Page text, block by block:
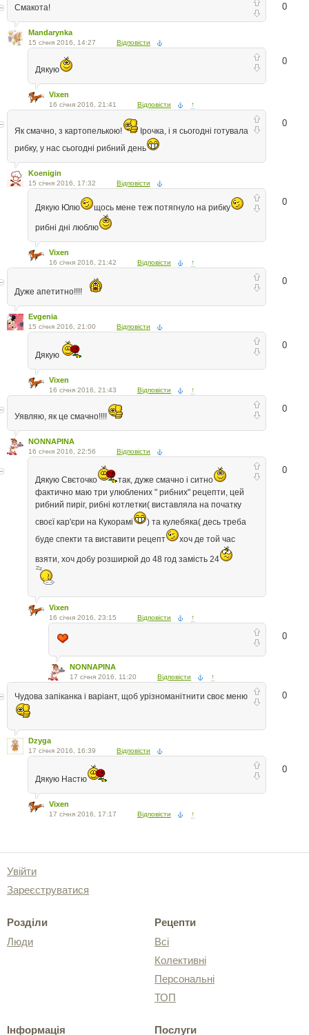
0
Смакота!
Mandarynka
15 січня 2016, 14:27 Відповісти
0
Дякую
Vixen
16 січня 2016, 21:41 Відповісти ↑
0
Як смачно, з картопелькою!
Ірочка, і я сьогодні готувала
рибку, у нас сьогодні рибний день
Koenigin
15 січня 2016, 17:32 Відповісти
0
Дякую Юлю щось мене теж потягнуло на рибку
рибні дні люблю
Vixen
16 січня 2016, 21:42 Відповісти ↑
0
Дуже апетитно!!!!
Evgenia
15 січня 2016, 21:00 Відповісти
0
Дякую
Vixen
16 січня 2016, 21:43 Відповісти ↑
0
Уявляю, як це смачно!!!!
NONNAPINA
16 січня 2016, 22:56 Відповісти
0
Дякую Свєточко
так, дуже смачно і ситно
фактично маю три улюблених " рибних" рецепти, цей
рибний пиріг, рибні котлетки( виставляла на початку
своєї кар'єри на Кукорамі
) та кулебяка( десь треба
буде спекти та виставити рецепт
хоч де той час
взяти, хоч добу розширюй до 48 год замість 24
Vixen
16 січня 2016, 23:15 Відповісти ↑
0
NONNAPINA
17 січня 2016, 11:20 Відповісти ↑
0
Чудова запіканка і варіант, щоб урізноманітнити своє меню
Dzyga
17 січня 2016, 16:39 Відповісти
0
Дякую Настю
Vixen
17 січня 2016, 17:17 Відповісти ↑
Увійти
Зареєструватися
Розділи
Люди
Рецепти
Всі
Колективні
Персональні
ТОП
Інформація Послуги